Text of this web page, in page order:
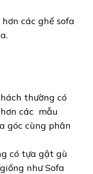
các ghế sofa
thường có
các mẫu
góc cùng phân
có tựa gật gù
như Sofa